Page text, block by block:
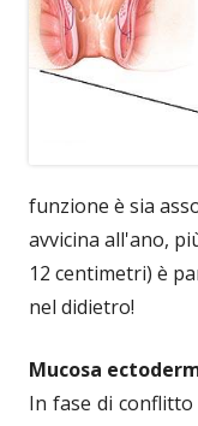
funzione è sia
avvicina all'ano,
12 centimetri) è
nel didietro!
Mucosa
In fase di